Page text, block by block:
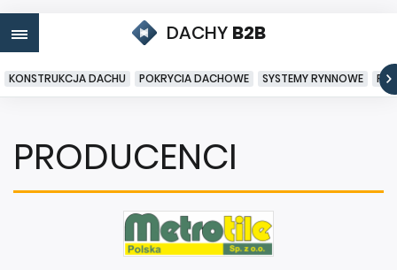
DACHY B2B
KONSTRUKCJA DACHU POKRYCIA DACHOWE SYSTEMY RYNNOWE
PRODUCENCI